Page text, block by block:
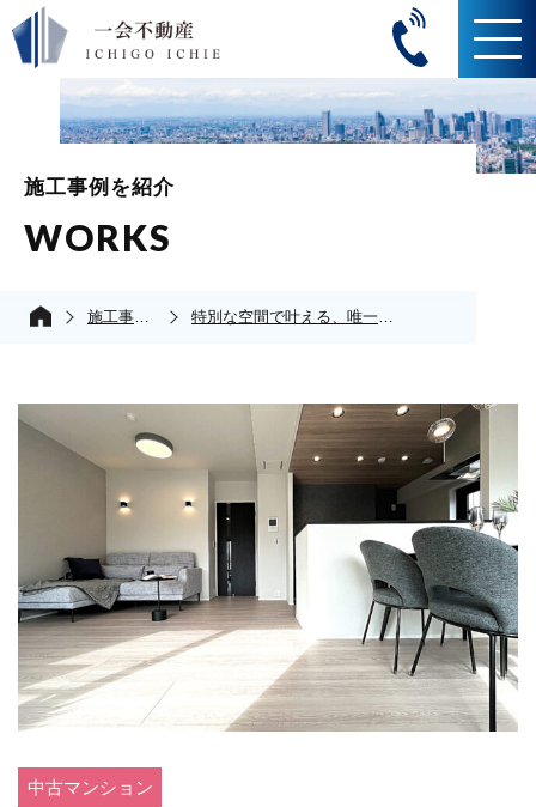
施工事例を紹介
WORKS
施工事例の紹介 特別な空間で叶える、唯一無二の暮らし
中古マンション